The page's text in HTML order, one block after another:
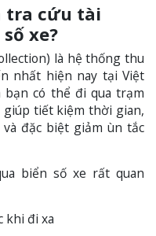
tra cứu tài
xe?
là hệ thống thu
nhất hiện nay tại Việt
bạn có thể đi qua trạm
tiết kiệm thời gian,
đặc biệt giảm ùn tắc
biển số xe rất quan
khi đi xa